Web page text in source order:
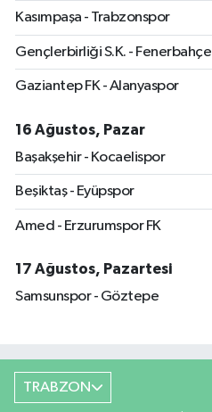
Kasımpaşa - Trabzonspor
Gençlerbirliği S.K. - Fenerbahçe
Gaziantep FK - Alanyaspor
16 Ağustos, Pazar
Başakşehir - Kocaelispor
Beşiktaş - Eyüpspor
Amed - Erzurumspor FK
17 Ağustos, Pazartesi
Samsunspor - Göztepe
TRABZON